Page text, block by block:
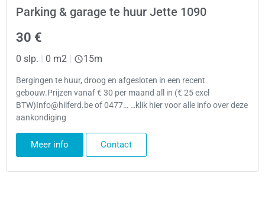
Parking & garage te huur Jette 1090
30 €
0 slp. | 0 m2 | 15m
Bergingen te huur, droog en afgesloten in een recent
gebouw.Prijzen vanaf € 30 per maand all in (€ 25 excl
BTW)Info@hilferd.be of 0477… …klik hier voor alle info over deze
aankondiging
Meer info Contact